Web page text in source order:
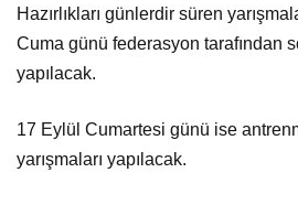
Hazırlıkları günlerdir süren
Cuma günü federasyon tarafından
yapılacak.
17 Eylül Cumartesi günü ise
yarışmaları yapılacak.